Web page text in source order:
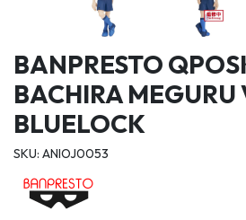
BANPRESTO
BACHIRA MEGURU
BLUELOCK
SKU: ANIOJ0053